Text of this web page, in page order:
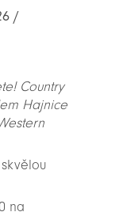
/
Country
Hajnice
na